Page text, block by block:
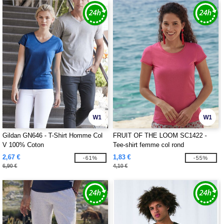
W1
Gildan GN646 - T-Shirt Homme Col
V 100% Coton
2,67 €
6,90 €
-61%
W1
FRUIT OF THE LOOM SC1422 -
Tee-shirt femme col rond
1,83 €
4,10 €
-55%